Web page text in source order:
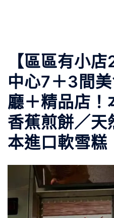
【區區有小
中心7＋3間
廳＋精品店！
香蕉煎餅／天
本進口軟雪糕